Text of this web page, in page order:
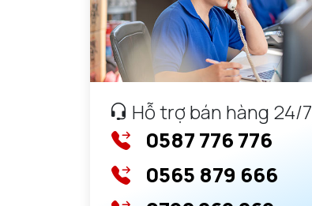
Hỗ trợ bán hàng 24/7
0587 776 776
0565 879 666